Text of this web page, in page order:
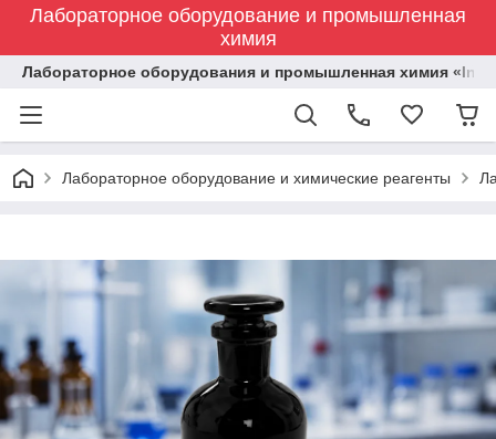
Лабораторное оборудование и промышленная
химия
Лабораторное оборудования и промышленная химия
Лабораторное оборудование и химические реагенты